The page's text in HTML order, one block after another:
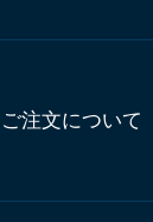
ご注文について